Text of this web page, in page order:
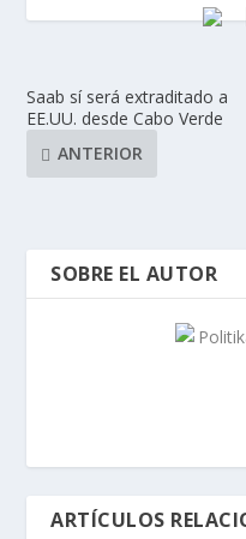
Saab sí será extraditado a
EE.UU. desde Cabo Verde
ANTERIOR
SOBRE EL AUTOR
ARTÍCULOS